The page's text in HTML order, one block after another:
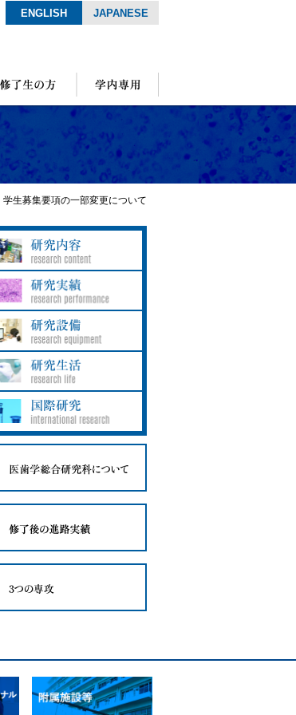
ENGLISH JAPANESE
学生募集要項の一部変更について